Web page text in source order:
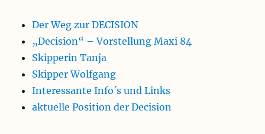
Der Weg zur DECISION
„Decision“ – Vorstellung Maxi 84
Skipperin Tanja
Skipper Wolfgang
Interessante Info´s und Links
aktuelle Position der Decision